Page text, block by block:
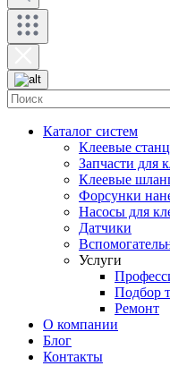
Каталог систем
Клеевые
Запчасти для
Клеевые
Форсунки
Насосы для
Датчики
Услуги
Подбор
Ремонт
О компании
Блог
Контакты